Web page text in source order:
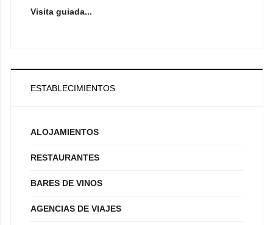
Visita guiada...
ESTABLECIMIENTOS
ALOJAMIENTOS
RESTAURANTES
BARES DE VINOS
AGENCIAS DE VIAJES